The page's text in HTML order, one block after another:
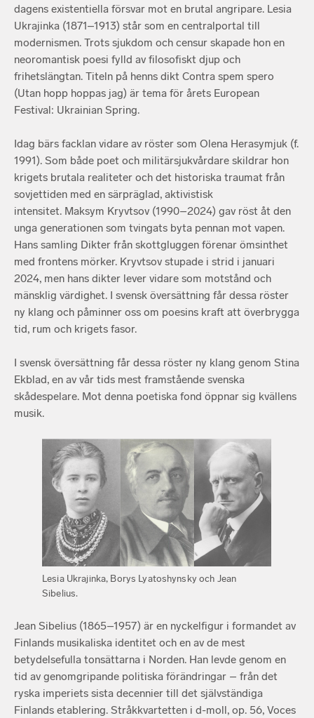
dagens existentiella försvar mot en brutal angripare. Lesia
Ukrajinka (1871–1913) står som en centralportal till
modernismen. Trots sjukdom och censur skapade hon en
neoromantisk poesi fylld av filosofiskt djup och
frihetslängtan. Titeln på henns dikt Contra spem spero
(Utan hopp hoppas jag) är tema för årets European
Festival: Ukrainian Spring.
Idag bärs facklan vidare av röster som Olena Herasymjuk (f.
1991). Som både poet och militärsjukvårdare skildrar hon
krigets brutala realiteter och det historiska traumat från
sovjettiden med en särpräglad, aktivistisk
intensitet. Maksym Kryvtsov (1990–2024) gav röst åt den
unga generationen som tvingats byta pennan mot vapen.
Hans samling Dikter från skottgluggen förenar ömsinthet
med frontens mörker. Kryvtsov stupade i strid i januari
2024, men hans dikter lever vidare som motstånd och
mänsklig värdighet. I svensk översättning får dessa röster
ny klang och påminner oss om poesins kraft att överbrygga
tid, rum och krigets fasor.
I svensk översättning får dessa röster ny klang genom Stina
Ekblad, en av vår tids mest framstående svenska
skådespelare. Mot denna poetiska fond öppnar sig kvällens
musik.
Lesia Ukrajinka, Borys Lyatoshynsky och Jean
Sibelius.
Jean Sibelius (1865–1957) är en nyckelfigur i formandet av
Finlands musikaliska identitet och en av de mest
betydelsefulla tonsättarna i Norden. Han levde genom en
tid av genomgripande politiska förändringar – från det
ryska imperiets sista decennier till det självständiga
Finlands etablering. Stråkkvartetten i d-moll, op. 56, Voces